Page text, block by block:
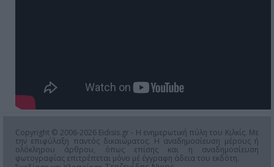
Copyright © 2006-2026 Eidisis.gr - Η ενημερωτική πύλη του Κιλκίς. Με
την επιφύλαξη παντός δικαιώματος. Η αναδημοσίευση μέρους ή
ολόκληρου άρθρου, όπως επίσης και η αναδημοσίευση
φωτογραφίας επιτρέπεται μόνο μέ έγγραφη άδεια του εκδότη.